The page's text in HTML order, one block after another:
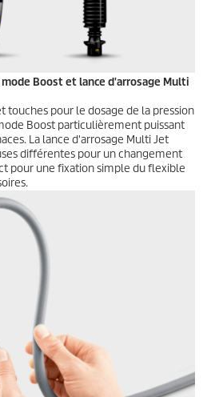
Boost et lance d'arrosage Multi
touches pour le dosage de la pression
Boost particulièrement puissant
La lance d'arrosage Multi Jet
différentes pour un changement
pour une fixation simple du flexible